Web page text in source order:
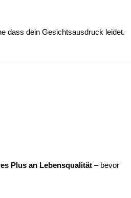
dass dein Gesichtsausdruck leidet.
Plus an Lebensqualität – bevor